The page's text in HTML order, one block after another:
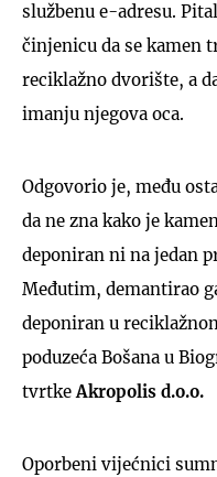
službenu e-adresu.
činjenicu da se kamen
reciklažno dvorište, a
imanju njegova oca.
Odgovorio je, među
da ne zna kako je
deponiran ni na jedan
Međutim, demantirao
deponiran u
poduzeća Bošana u
tvrtkeAkropolis d.o.o.
Oporbeni vijećnici